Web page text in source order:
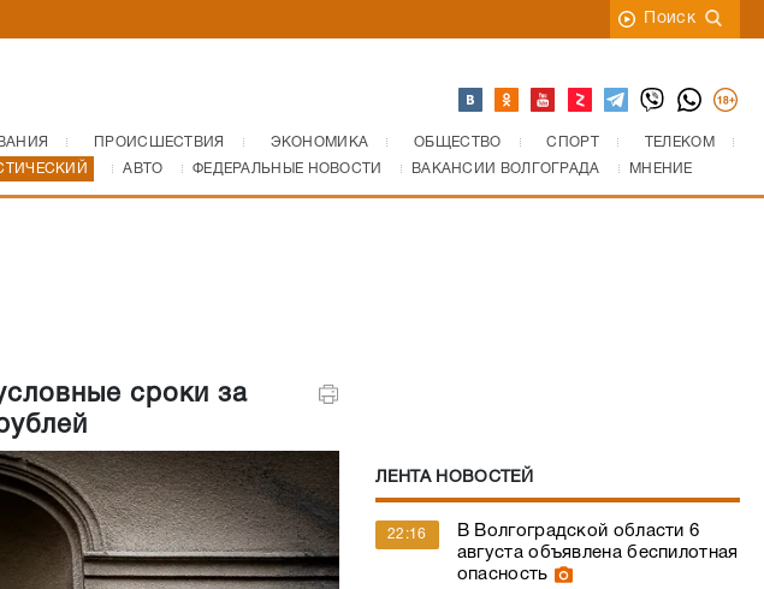
Поиск
ПРОИСШЕСТВИЯ ЭКОНОМИКА ОБЩЕСТВО СПОРТ
ТЕЛЕКОМ
АВТО ФЕДЕРАЛЬНЫЕ НОВОСТИ ВАКАНСИИ ВОЛГОГРАДА МНЕНИЕ
21:28
ВКСС отказала сыну
волгоградского экс-депутата в
возвращении судейской мантии